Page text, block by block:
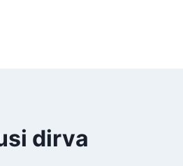
dirva